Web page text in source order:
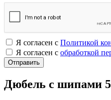
Я согласен с Политикой
Я согласен с обработкой
Дюбель с шипами